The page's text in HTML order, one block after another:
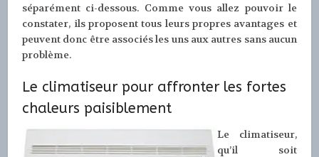
séparément ci-dessous. Comme vous allez pouvoir le
constater, ils proposent tous leurs propres avantages et
peuvent donc être associés les uns aux autres sans aucun
problème.
Le climatiseur pour affronter les fortes
chaleurs paisiblement
Le climatiseur,
qu’il soit